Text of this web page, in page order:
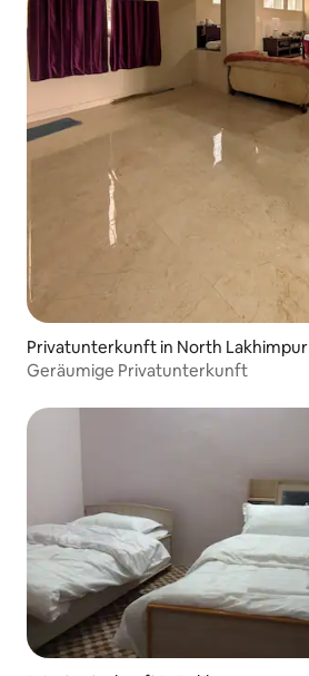
Privatunterkunft in North Lakhimpur
Geräumige Privatunterkunft